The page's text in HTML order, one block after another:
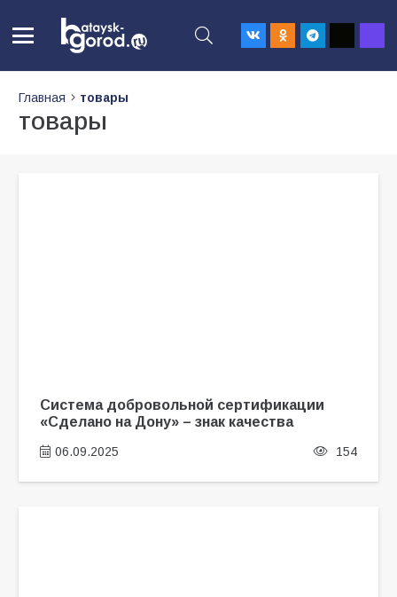
Главная товары
товары
Система добровольной сертификации
«Сделано на Дону» – знак качества
06.09.2025 154